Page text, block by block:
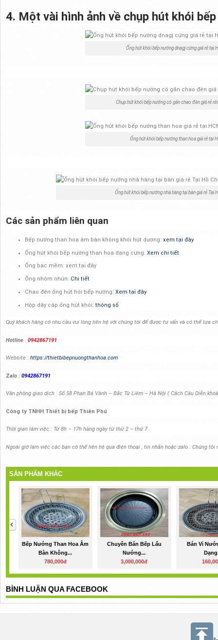
4. Một vài hình ảnh về chụp hút khói
Ống hút khói bếp nướng dnagj cứng giá rẻ tại
Chụp hút khói bếp nướng có găn chao đèn giá rẻ
Ống hút khói bếp nướng than hoa giá rẻ tại
Ống hút khói bếp nướng nhà hàng tại bàn giá rẻ Tại
Các sản phẩm liên quan
Bếp nướng than hoa âm bàn không khói hút dương:xem tại đây
Ống hút khói bếp nướng than hoa dạng cứng:Xem chi tiết
Ống bạc mềm: xem tại đây
Ống nhôm nhún: Chi tiết
Chao đèn ống hút hói bếp nướng:Xem tại đây
Hộp dây cáp ống hút khói:thông số
Quý khách hàng có nhu cầu vui lòng liên hệ với chúng tôi để được tư vấn và có thể lựa
Hotline: 0942867191
Website: https://thietbibepnuongthanhoa.com
Zalo: 0942867191
Văn phòng giao dịch : Số 58 Phan Bá Vành – Bắc Từ Liêm – Hà Nội ( Cách Cầu Diễn
Công ty TNHH Thiết bị bếp Thiên Phú
Thời gian làm việc : Từ 8h – 17h hàng ngày từ thứ 2 – thứ 7 .
Ngoài giờ làm việc các bạn có thể liên hệ qua điện thoại , tin nhắn hoặc zalo . Chúng
SẢN PHẨM KHÁC
Bếp Nướng Than Hoa Âm
Bàn Không...
780,000đ
Chuyên Bán Bếp Lẩu
Nướng...
3,000,000đ
Bán Vỉ
BÌNH LUẬN QUA FACEBOOK